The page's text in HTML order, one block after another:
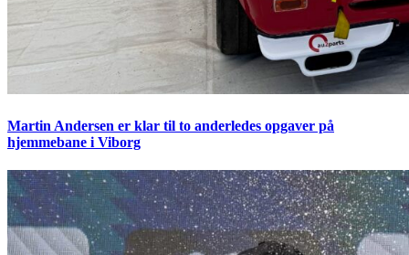
Martin Andersen er klar til to anderledes opgaver på
hjemmebane i Viborg